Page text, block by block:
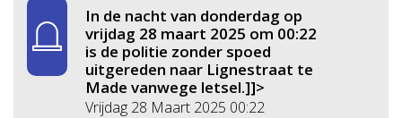
In de nacht van donderdag op
vrijdag 28 maart 2025 om 00:22
is de politie zonder spoed
uitgereden naar Lignestraat te
Made vanwege letsel.]]>
Vrijdag 28 Maart 2025 00:22